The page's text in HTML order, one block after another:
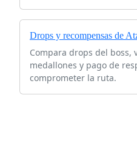
Drops y recompensas de
Compara drops del boss,
medallones y pago de
comprometer la ruta.